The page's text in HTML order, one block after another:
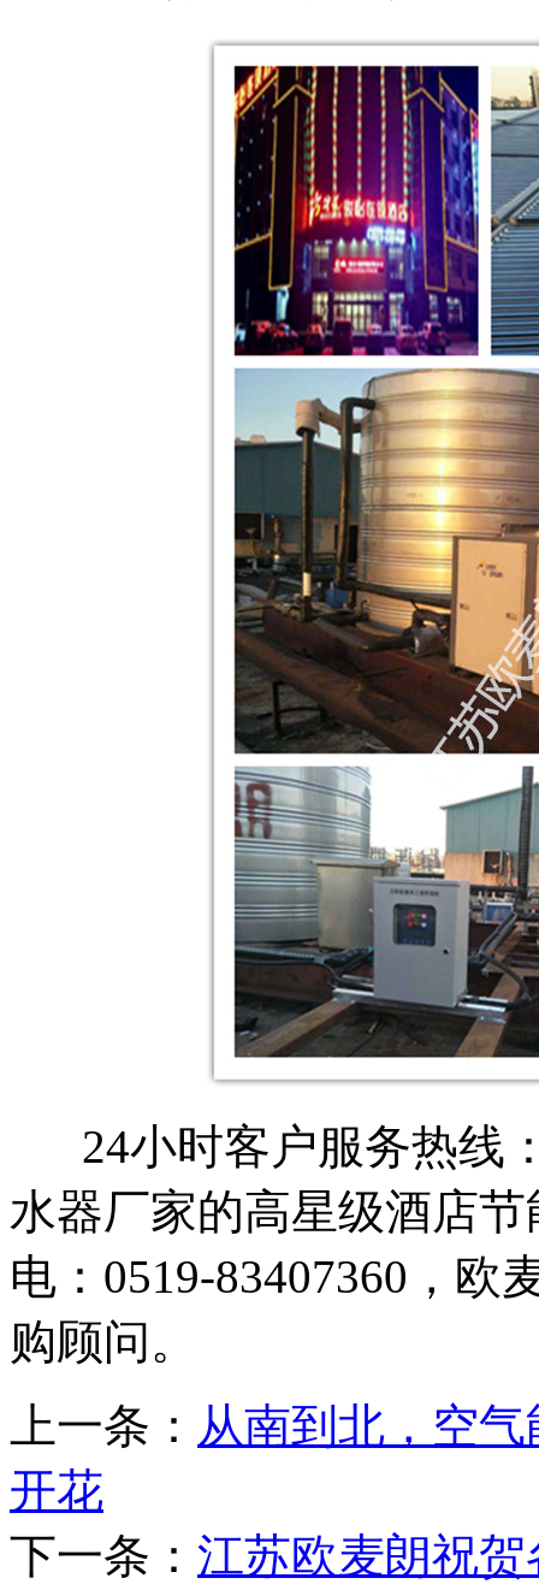
24小时客户服务热线
水器厂家的高星级酒店
电： 0519-83407360，
购顾问。
上一条： 从南到北，空
开花
下一条： 江苏欧麦朗祝